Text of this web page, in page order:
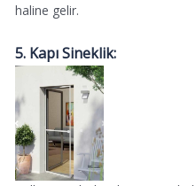
haline gelir.
5. Kapı Sineklik: